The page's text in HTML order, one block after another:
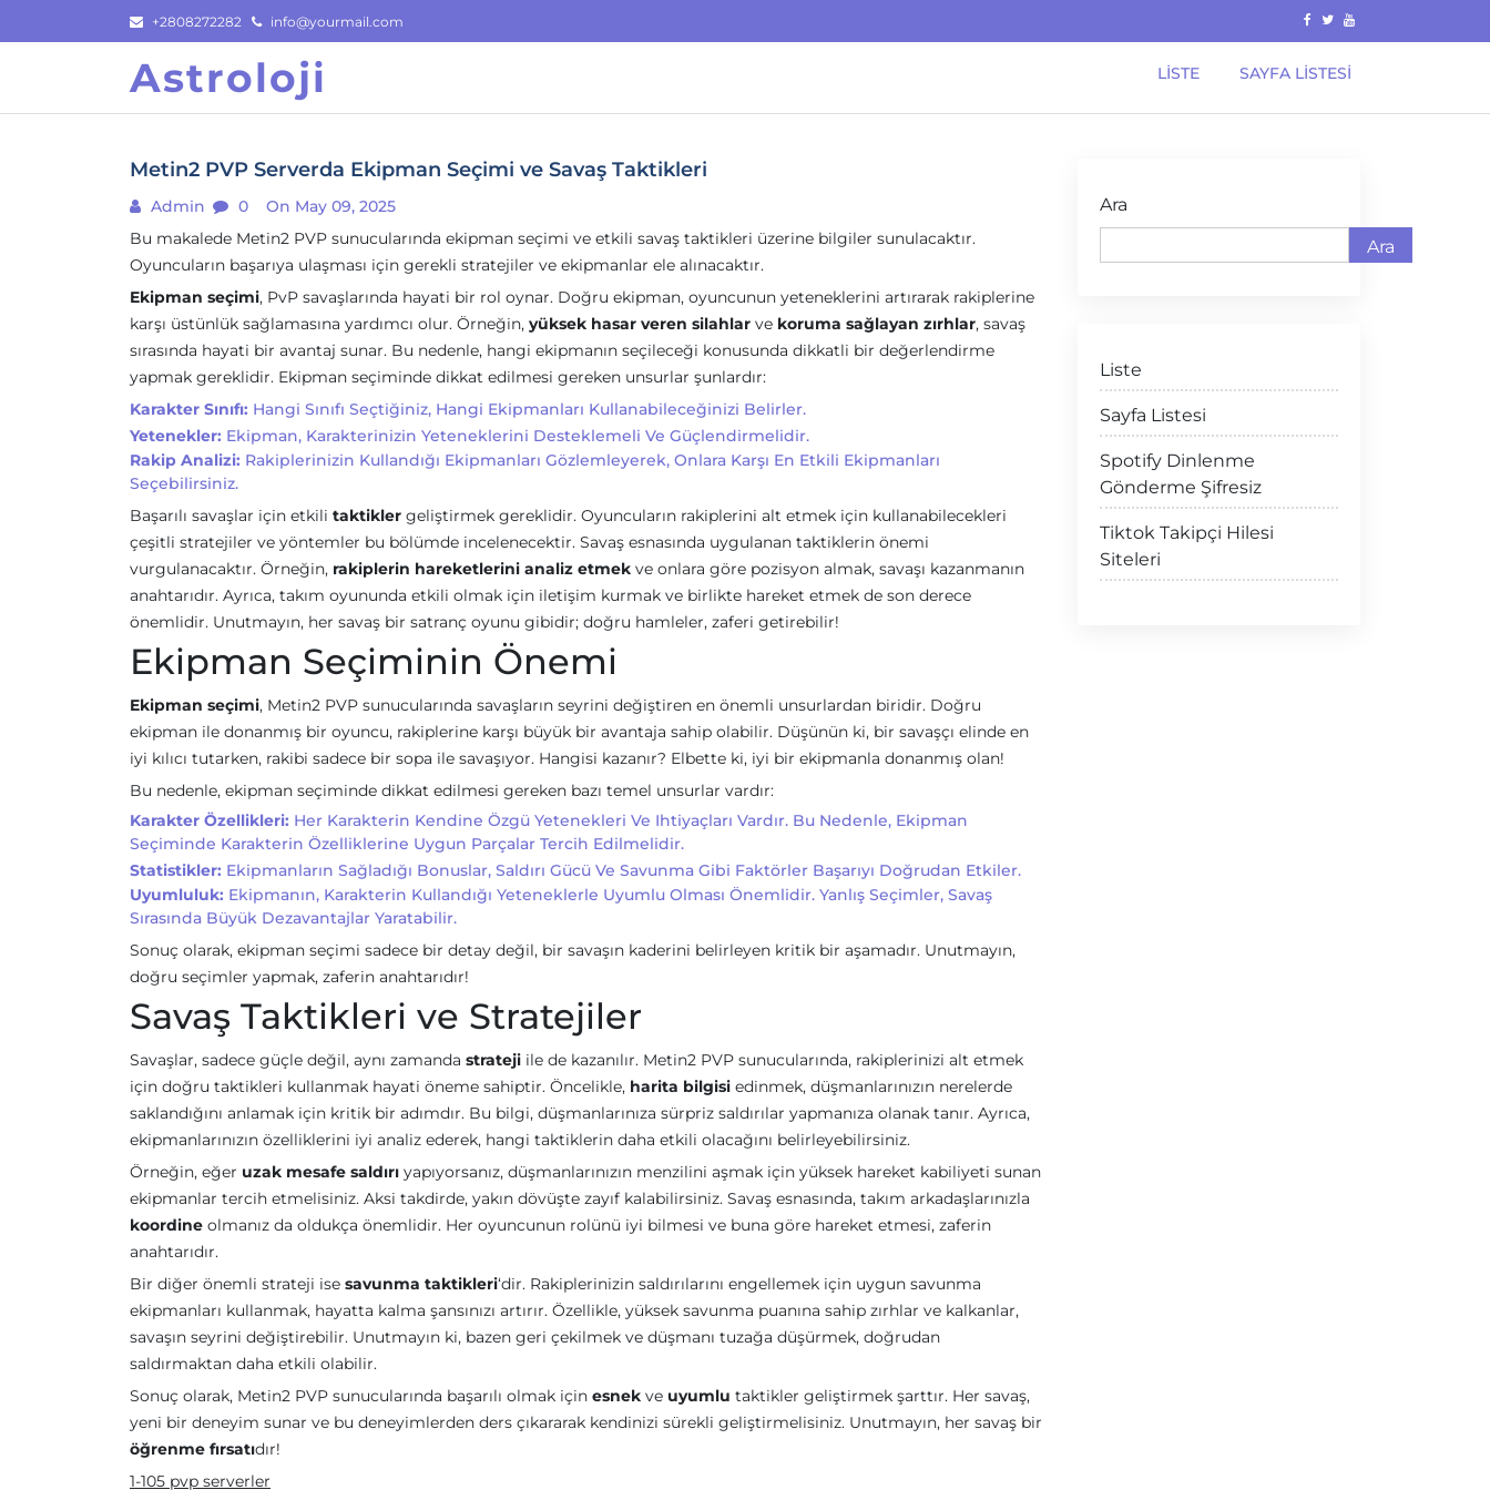
to
+2808272282 info@yourmail.com
Astroloji LISTE SAYFA LISTESI
Metin2 PVP Serverda Ekipman Seçimi ve Savaş Taktikleri
Admin 0
On May 09, 2025
Bu makalede Metin2 PVP sunucularında ekipman seçimi ve etkili savaş taktikleri üzerine bilgiler sunulacaktır.
Oyuncuların başarıya ulaşması için gerekli stratejiler ve ekipmanlar ele alınacaktır.
Ekipman seçimi, PvP savaşlarında hayati bir rol oynar. Doğru ekipman, oyuncunun yeteneklerini artırarak rakiplerine
karşı üstünlük sağlamasına yardımcı olur. Örneğin, yüksek hasar veren silahlar ve koruma sağlayan zırhlar, savaş
sırasında hayati bir avantaj sunar. Bu nedenle, hangi ekipmanın seçileceği konusunda dikkatli bir değerlendirme
yapmak gereklidir. Ekipman seçiminde dikkat edilmesi gereken unsurlar şunlardır:
Karakter Sınıfı: Hangi Sınıfı Seçtiğiniz, Hangi Ekipmanları Kullanabileceğinizi Belirler.
Yetenekler: Ekipman, Karakterinizin Yeteneklerini Desteklemeli Ve Güçlendirmelidir.
Rakip Analizi: Rakiplerinizin Kullandığı Ekipmanları Gözlemleyerek, Onlara Karşı En Etkili Ekipmanları
Seçebilirsiniz.
Başarılı savaşlar için etkili taktikler geliştirmek gereklidir. Oyuncuların rakiplerini alt etmek için kullanabilecekleri
çeşitli stratejiler ve yöntemler bu bölümde incelenecektir. Savaş esnasında uygulanan taktiklerin önemi
vurgulanacaktır. Örneğin, rakiplerin hareketlerini analiz etmek ve onlara göre pozisyon almak, savaşı kazanmanın
anahtarıdır. Ayrıca, takım oyununda etkili olmak için iletişim kurmak ve birlikte hareket etmek de son derece
önemlidir. Unutmayın, her savaş bir satranç oyunu gibidir; doğru hamleler, zaferi getirebilir!
Ekipman Seçiminin Önemi
Ekipman seçimi, Metin2 PVP sunucularında savaşların seyrini değiştiren en önemli unsurlardan biridir. Doğru
ekipman ile donanmış bir oyuncu, rakiplerine karşı büyük bir avantaja sahip olabilir. Düşünün ki, bir savaşçı elinde en
iyi kılıcı tutarken, rakibi sadece bir sopa ile savaşıyor. Hangisi kazanır? Elbette ki, iyi bir ekipmanla donanmış olan!
Bu nedenle, ekipman seçiminde dikkat edilmesi gereken bazı temel unsurlar vardır:
Karakter Özellikleri: Her Karakterin Kendine Özgü Yetenekleri Ve Ihtiyaçları Vardır. Bu Nedenle, Ekipman
Seçiminde Karakterin Özelliklerine Uygun Parçalar Tercih Edilmelidir.
Statistikler: Ekipmanların Sağladığı Bonuslar, Saldırı Gücü Ve Savunma Gibi Faktörler Başarıyı Doğrudan Etkiler.
Uyumluluk: Ekipmanın, Karakterin Kullandığı Yeteneklerle Uyumlu Olması Önemlidir. Yanlış Seçimler, Savaş
Sırasında Büyük Dezavantajlar Yaratabilir.
Sonuç olarak, ekipman seçimi sadece bir detay değil, bir savaşın kaderini belirleyen kritik bir aşamadır. Unutmayın,
doğru seçimler yapmak, zaferin anahtarıdır!
Savaş Taktikleri ve Stratejiler
Savaşlar, sadece güçle değil, aynı zamanda strateji ile de kazanılır. Metin2 PVP sunucularında, rakiplerinizi alt etmek
için doğru taktikleri kullanmak hayati öneme sahiptir. Öncelikle, harita bilgisi edinmek, düşmanlarınızın nerelerde
saklandığını anlamak için kritik bir adımdır. Bu bilgi, düşmanlarınıza sürpriz saldırılar yapmanıza olanak tanır. Ayrıca,
ekipmanlarınızın özelliklerini iyi analiz ederek, hangi taktiklerin daha etkili olacağını belirleyebilirsiniz.
Örneğin, eğer uzak mesafe saldırı yapıyorsanız, düşmanlarınızın menzilini aşmak için yüksek hareket kabiliyeti sunan
ekipmanlar tercih etmelisiniz. Aksi takdirde, yakın dövüşte zayıf kalabilirsiniz. Savaş esnasında, takım arkadaşlarınızla
koordine olmanız da oldukça önemlidir. Her oyuncunun rolünü iyi bilmesi ve buna göre hareket etmesi, zaferin
anahtarıdır.
Bir diğer önemli strateji ise savunma taktikleri‘dir. Rakiplerinizin saldırılarını engellemek için uygun savunma
ekipmanları kullanmak, hayatta kalma şansınızı artırır. Özellikle, yüksek savunma puanına sahip zırhlar ve kalkanlar,
savaşın seyrini değiştirebilir. Unutmayın ki, bazen geri çekilmek ve düşmanı tuzağa düşürmek, doğrudan
saldırmaktan daha etkili olabilir.
Sonuç olarak, Metin2 PVP sunucularında başarılı olmak için esnek ve uyumlu taktikler geliştirmek şarttır. Her savaş,
yeni bir deneyim sunar ve bu deneyimlerden ders çıkararak kendinizi sürekli geliştirmelisiniz. Unutmayın, her savaş bir
öğrenme fırsatıdır!
1-105 pvp serverler
Ara
Ara
Liste
Sayfa Listesi
Spotify Dinlenme
Gönderme Şifresiz
Tiktok Takipçi Hilesi
Siteleri